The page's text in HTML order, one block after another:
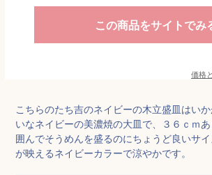
この商品をサイトでみ
価格
こちらのたち吉のネイビーの木立盛皿はい
いなネイビーの美濃焼の大皿で、３６ｃｍ
囲んでそうめんを盛るのにちょうど良いサ
が映えるネイビーカラーで涼やかです。